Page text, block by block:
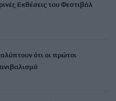
Εκθέσεις του Φεστιβάλ
ότι οι πρώτοι